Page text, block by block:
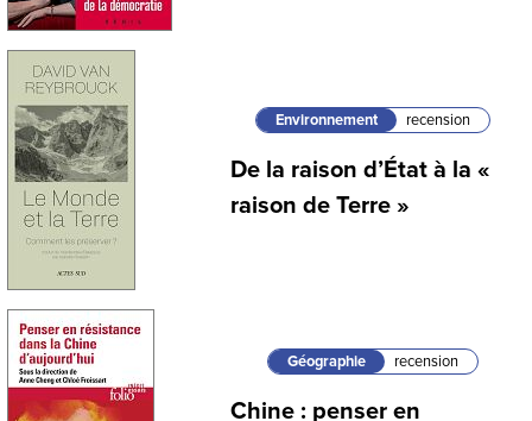
Environnement recension
De la raison d’État à la «
raison de Terre »
Géographie recension
Chine : penser en